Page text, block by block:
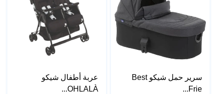
سرير حمل شيكو Best
Frie...
عربة أطفال شيكو
OHLALÀ...